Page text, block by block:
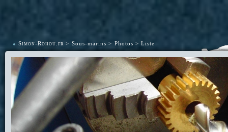
• Simon-Rohou.fr Sous-marins Photos Liste